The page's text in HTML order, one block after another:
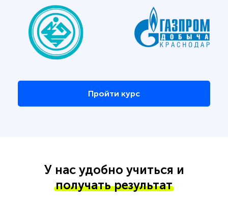
Пройти курс
У нас удобно учиться и
получать результат